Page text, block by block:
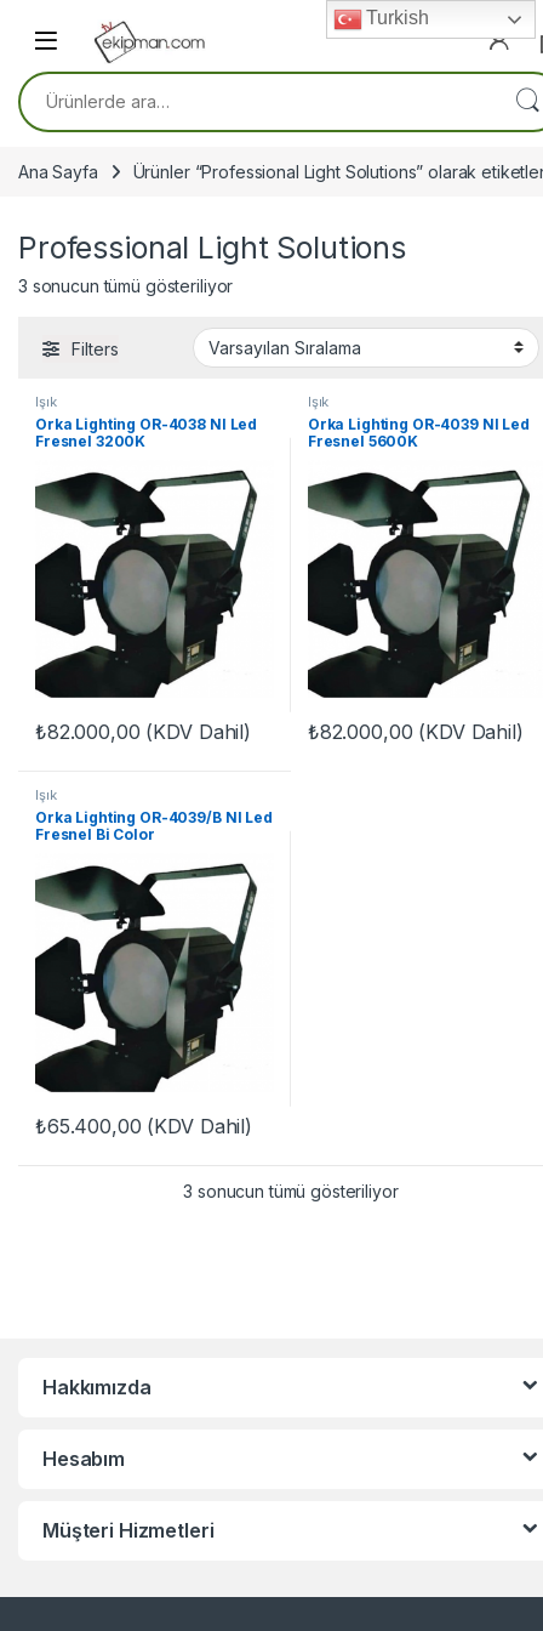
Ara:
Ana Sayfa Ürünler “Professional Light Solutions” olarak
Professional Light Solutions
3 sonucun tümü gösteriliyor
Filters
Işık
Orka Lighting OR-4038 NI Led
Fresnel 3200K
₺82.000,00 (KDV Dahil)
Işık
Orka Lighting OR-4039 NI Led
Fresnel 5600K
₺82.000,00 (KDV Dahil)
Işık
Orka Lighting OR-4039/B NI Led
Fresnel Bi Color
₺65.400,00 (KDV Dahil)
3 sonucun tümü gösteriliyor
Hakkımızda
Hesabım
Müşteri Hizmetleri
Turkish